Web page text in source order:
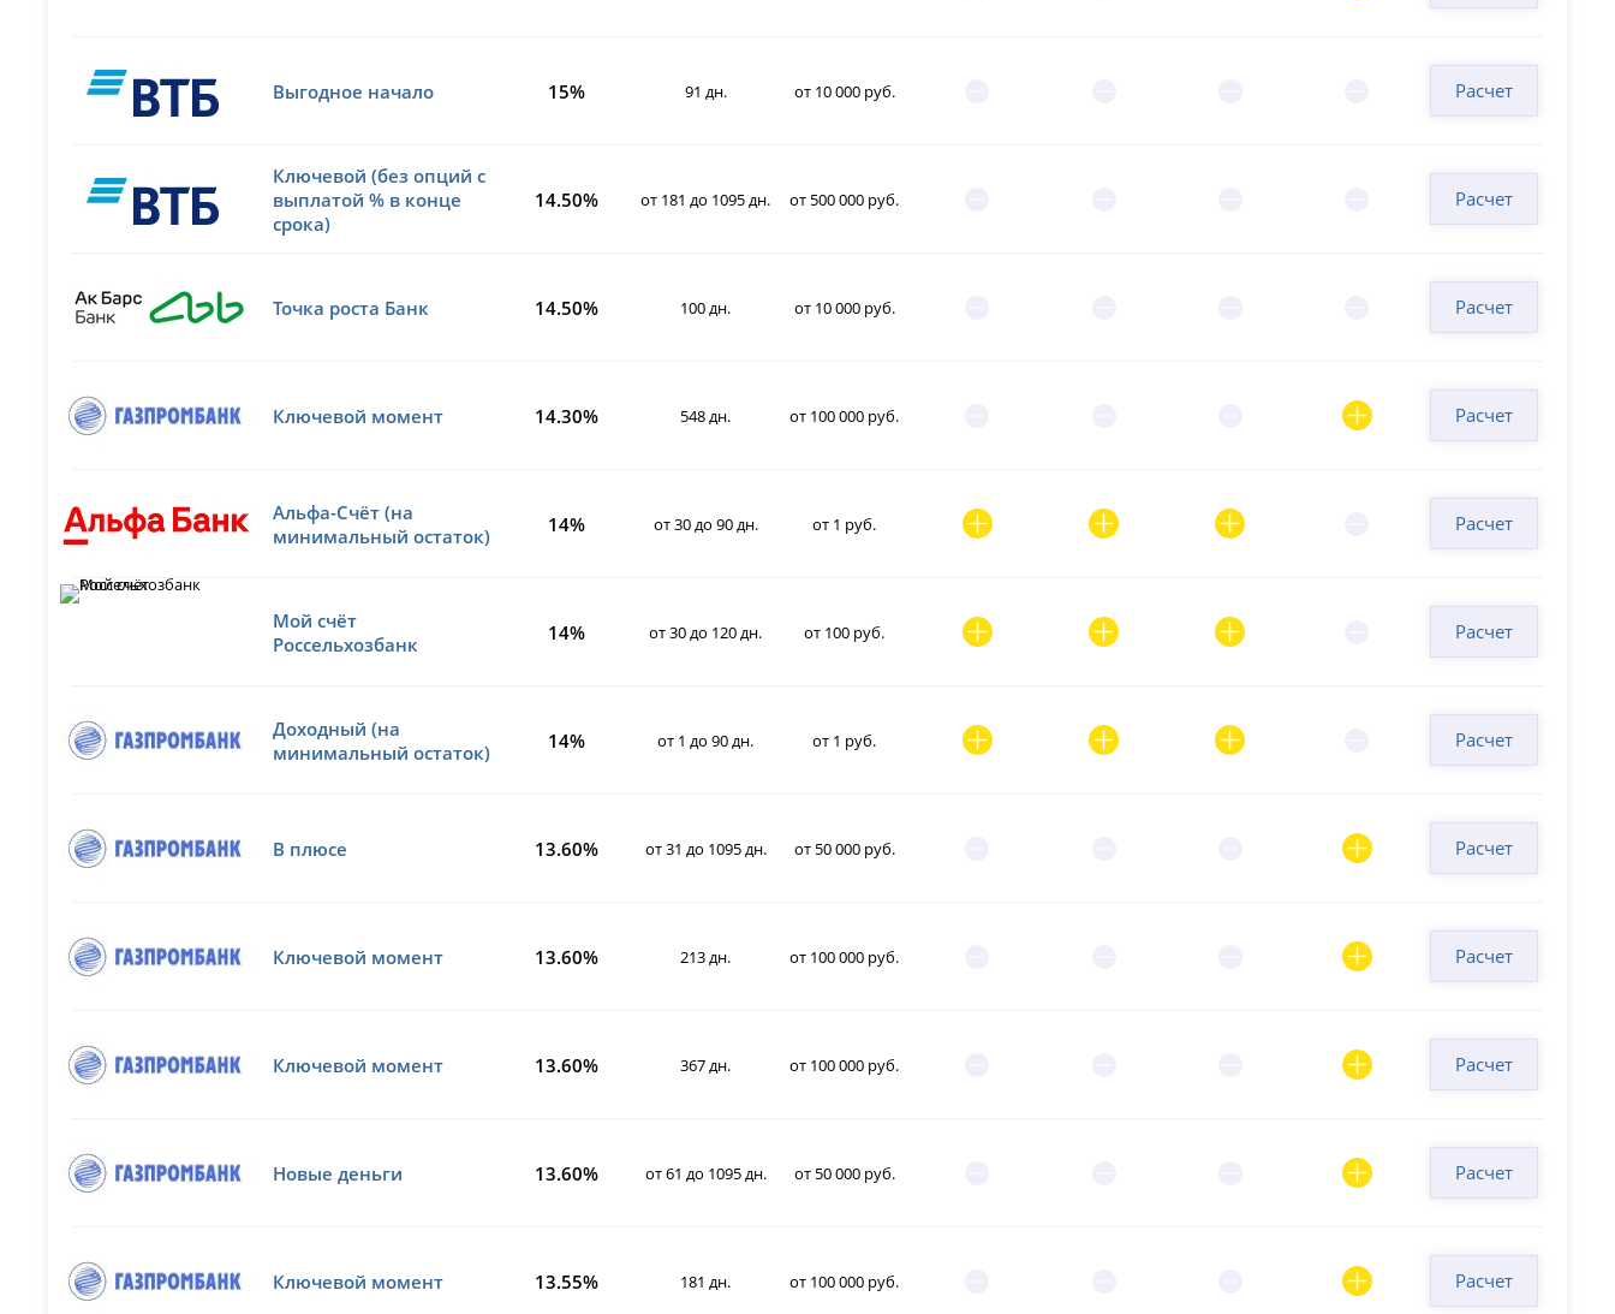
Выгодное начало 15% 91 дн. от 10 000 руб. Расчет
Ключевой (без опций с
выплатой % в конце
срока)
14.50% от 181 до 1095 дн. от 500 000 руб. Расчет
Точка роста Банк 14.50% 100 дн. от 10 000 руб. Расчет
Ключевой момент 14.30% 548 дн. от 100 000 руб. Расчет
Альфа-Счёт (на
минимальный остаток)
14% от 30 до 90 дн. от 1 руб. Расчет
Мой счёт
Россельхозбанк
14% от 30 до 120 дн. от 100 руб. Расчет
Доходный (на
минимальный остаток)
14% от 1 до 90 дн. от 1 руб. Расчет
В плюсе 13.60% от 31 до 1095 дн. от 50 000 руб. Расчет
Ключевой момент 13.60% 213 дн. от 100 000 руб. Расчет
Ключевой момент 13.60% 367 дн. от 100 000 руб. Расчет
Новые деньги 13.60% от 61 до 1095 дн. от 50 000 руб. Расчет
Ключевой момент 13.55% 181 дн. от 100 000 руб. Расчет